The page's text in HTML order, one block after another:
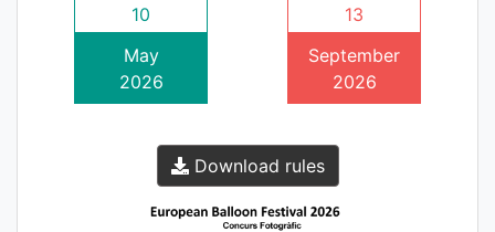
10
May
2026
13
September
2026
Download rules